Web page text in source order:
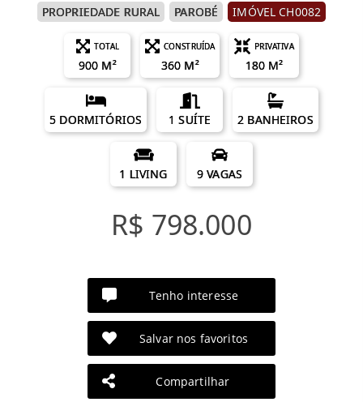
PROPRIEDADE RURAL
PAROBÉ IMÓVEL CH0082
TOTAL
900 M²
CONSTRUÍDA
360 M²
PRIVATIVA
180 M²
5 DORMITÓRIOS 1 SUÍTE 2 BANHEIROS
1 LIVING 9 VAGAS
R$ 798.000
Tenho interesse
Salvar nos favoritos
Compartilhar